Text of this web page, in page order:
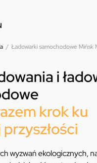
/ Ładowarki samochodowe Mińsk
i
krok ku
wyzwań ekologicznych,